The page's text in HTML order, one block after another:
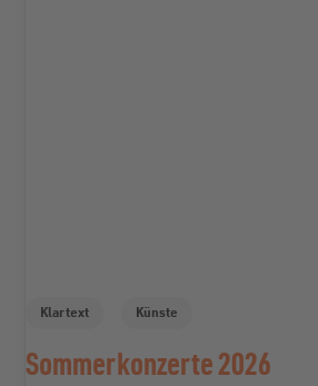
Klartext Künste
Sommerkonzerte 2026